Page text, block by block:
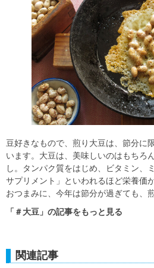
豆好きなもので、煎り大豆は、節分に
います。大豆は、美味しいのはもちろ
し。タンパク質をはじめ、ビタミン、
サプリメント」といわれるほど栄養価
おつまみに、今年は節分が過ぎても、
「＃大豆」の記事をもっと見る
関連記事